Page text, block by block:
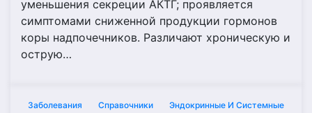
уменьшения секреции АКТГ; проявляется
симптомами сниженной продукции гормонов
коры надпочечников. Различают хроническую и
острую…
Заболевания Справочники
Эндокринные И Системные